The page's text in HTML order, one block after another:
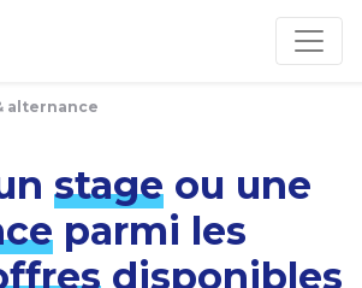
alternance
stage ou une
parmi les
disponibles
des cookies